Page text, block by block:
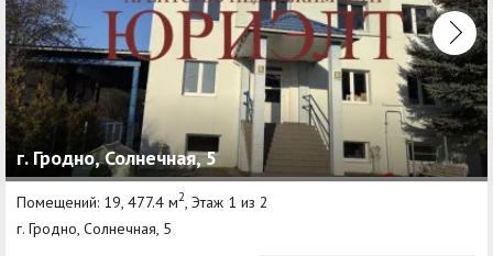
г. Гродно, Солнечная, 5
Помещений: 19, 477.4 м2, Этаж 1 из 2
г. Гродно, Солнечная, 5